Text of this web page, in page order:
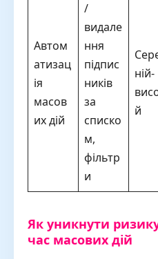
Автом
атизац
ія
масов
их дій
/
видале
ння
підпис
ників
за
списко
м,
фільтр
и
ній-
й
Як уникнути
час масових дій